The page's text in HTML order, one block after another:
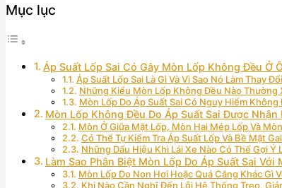
Mục lục
Áp Suất Lốp Sai Có Gây Mòn Lốp Không Đều Ở
Áp Suất Lốp Sai Là Gì Và Vì Sao Nó Làm Thay
Những Kiểu Mòn Lốp Không Đều Nào Thường
Mòn Lốp Do Áp Suất Sai Có Nguy Hiểm
Mòn Lốp Không Đều Do Áp Suất Sai Được Nhận
Mòn Ở Giữa Mặt Lốp, Mòn Hai Mép Lốp Và
Có Thể Tự Kiểm Tra Áp Suất Lốp Và Bề Mặt
Những Dấu Hiệu Khi Lái Xe Nào Có Thể Gợi
Làm Sao Phân Biệt Mòn Lốp Do Áp Suất Sai
Mòn Lốp Do Non Hơi Hoặc Quá Căng Khác Gì
Khi Nào Cần Nghĩ Đến Lỗi Hệ Thống Treo,